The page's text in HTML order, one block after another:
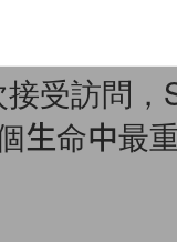
受訪問，
生命中最